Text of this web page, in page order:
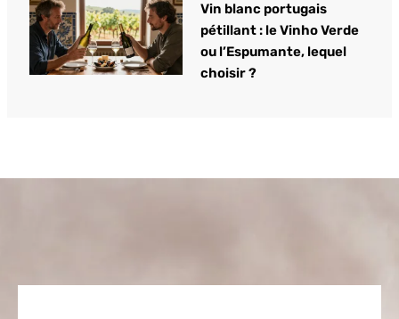
Vin blanc portugais
pétillant : le Vinho Verde
ou l’Espumante, lequel
choisir ?